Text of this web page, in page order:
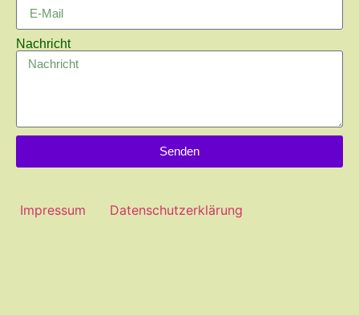
Nachricht
Senden
Impressum Datenschutzerklärung